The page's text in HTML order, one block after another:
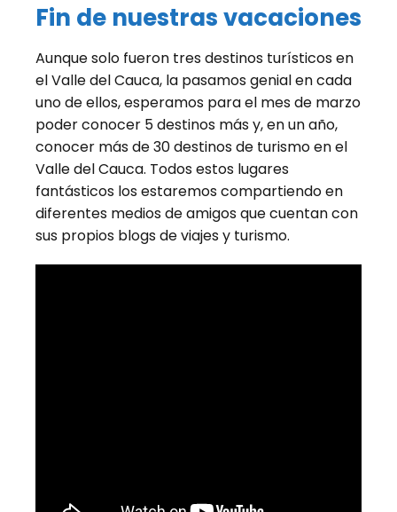
Fin de nuestras vacaciones
Aunque solo fueron tres destinos turísticos en
el Valle del Cauca, la pasamos genial en cada
uno de ellos, esperamos para el mes de marzo
poder conocer 5 destinos más y, en un año,
conocer más de 30 destinos de turismo en el
Valle del Cauca. Todos estos lugares
fantásticos los estaremos compartiendo en
diferentes medios de amigos que cuentan con
sus propios blogs de viajes y turismo.